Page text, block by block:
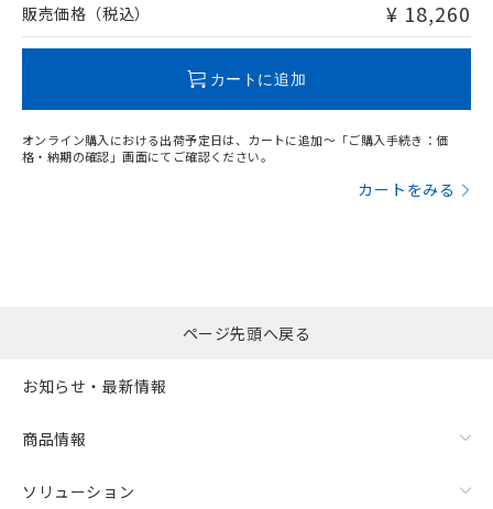
問い合わせください。
販売価格（税込） ¥ 18,260
カートに追加
オンライン購入における出荷予定日は、カートに追加～「ご購入手続き：価
格・納期の確認」画面にてご確認ください。
カートをみる
ページ先頭へ戻る
お知らせ・最新情報
商品情報
ソリューション